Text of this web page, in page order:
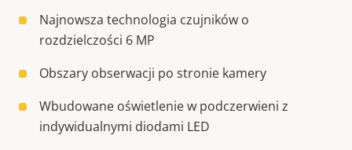
Najnowsza technologia czujników o
rozdzielczości 6 MP
Obszary obserwacji po stronie kamery
Wbudowane oświetlenie w podczerwieni z
indywidualnymi diodami LED